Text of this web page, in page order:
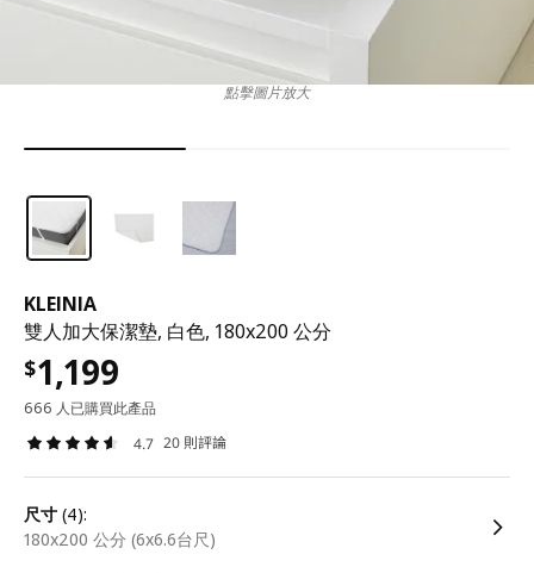
KLEINIA
雙人加大保潔墊, 白色, 180x200 公分
$1,199
666 人已購買此產品
4.7 20 則評論
尺寸 (4):
180x200 公分 (6x6.6台尺)
點擊圖片放大